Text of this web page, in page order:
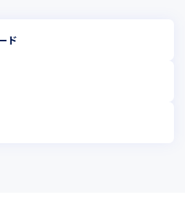
ド